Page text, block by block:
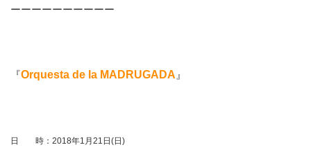
ーーーーーーーーーー
『Orquesta de la MADRUGADA 』
日 時：2018年1月21日(日)